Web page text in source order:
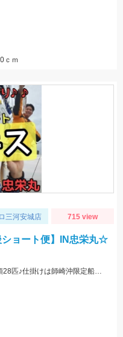
ｃｍ
三河安城店 715 view
ショート便】IN忠栄丸☆
船キス釣果が上昇中!!午後便ショートで竿頭28匹♪仕掛けは師崎沖限定船キス仕掛け7号です♪